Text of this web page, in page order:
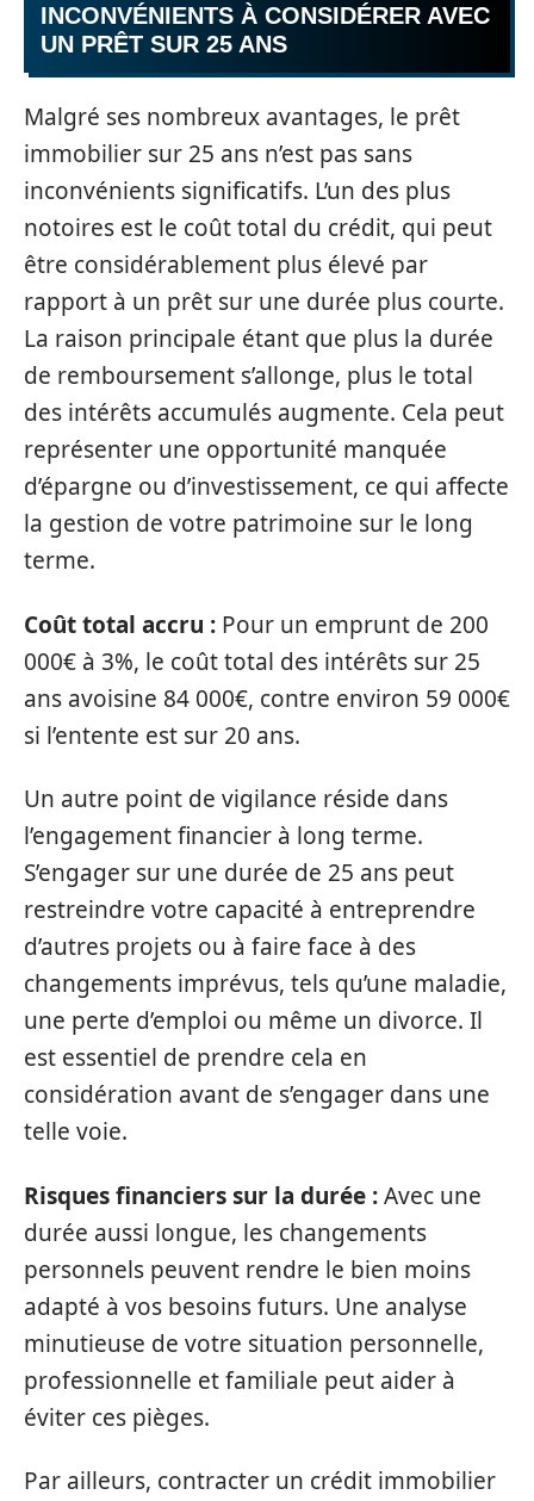
INCONVÉNIENTS À CONSIDÉRER AVEC
UN PRÊT SUR 25 ANS
Malgré ses nombreux avantages, le prêt
immobilier sur 25 ans n’est pas sans
inconvénients significatifs. L’un des plus
notoires est le coût total du crédit, qui peut
être considérablement plus élevé par
rapport à un prêt sur une durée plus courte.
La raison principale étant que plus la durée
de remboursement s’allonge, plus le total
des intérêts accumulés augmente. Cela peut
représenter une opportunité manquée
d’épargne ou d’investissement, ce qui affecte
la gestion de votre patrimoine sur le long
terme.
Coût total accru : Pour un emprunt de 200
000€ à 3%, le coût total des intérêts sur 25
ans avoisine 84 000€, contre environ 59 000€
si l’entente est sur 20 ans.
Un autre point de vigilance réside dans
l’engagement financier à long terme.
S’engager sur une durée de 25 ans peut
restreindre votre capacité à entreprendre
d’autres projets ou à faire face à des
changements imprévus, tels qu’une maladie,
une perte d’emploi ou même un divorce. Il
est essentiel de prendre cela en
considération avant de s’engager dans une
telle voie.
Risques financiers sur la durée :Avec une
durée aussi longue, les changements
personnels peuvent rendre le bien moins
adapté à vos besoins futurs. Une analyse
minutieuse de votre situation personnelle,
professionnelle et familiale peut aider à
éviter ces pièges.
Par ailleurs, contracter un crédit immobilier